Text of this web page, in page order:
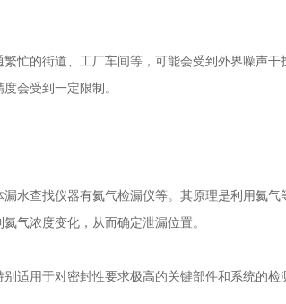
忙的街道、工厂车间等，可能会受到外界噪声
会受到一定限制。
漏水查找仪器有氦气检漏仪等。其原理是利用氦
气浓度变化，从而确定泄漏位置。
适用于对密封性要求极高的关键部件和系统的